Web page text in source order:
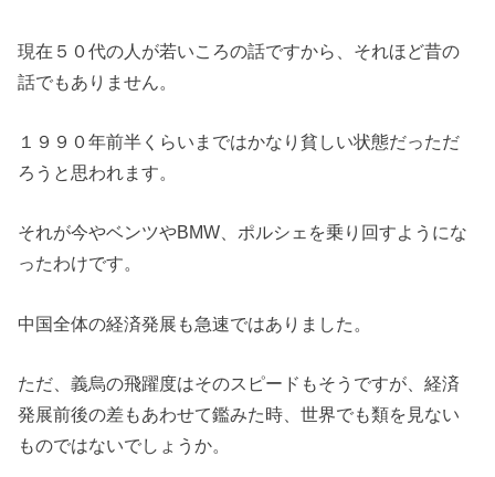
現在５０代の人が若いころの話ですから、それほど昔の
話でもありません。
１９９０年前半くらいまではかなり貧しい状態だっただ
ろうと思われます。
それが今やベンツやBMW、ポルシェを乗り回すようにな
ったわけです。
中国全体の経済発展も急速ではありました。
ただ、義烏の飛躍度はそのスピードもそうですが、経済
発展前後の差もあわせて鑑みた時、世界でも類を見ない
ものではないでしょうか。